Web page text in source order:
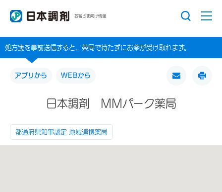
お客さま向け情報
処方箋を事前送信すると、薬局で待たずにお薬が受け取れます。
アプリから WEBから
日本調剤 ＭＭパーク薬局
都道府県知事認定 地域連携薬局